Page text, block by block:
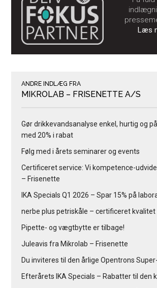
Læs
ANDRE INDLÆG FRA
MIKROLAB – FRISENETTE A/S
Gør drikkevandsanalyse enkel, hurtig og
med 20% i rabat
Følg med i årets seminarer og events
Certificeret service: Vi kompetence-
– Frisenette
IKA Specials Q1 2026 – Spar 15% på
nerbe plus petriskåle – certificeret kvalitet
Pipette- og vægtbytte er tilbage!
Juleavis fra Mikrolab – Frisenette
Du inviteres til den årlige Opentrons
Efterårets IKA Specials – Rabatter til den